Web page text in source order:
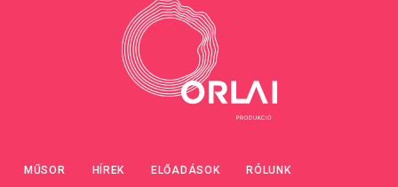
MŰSOR HÍREK ELŐADÁSOK RÓLUNK